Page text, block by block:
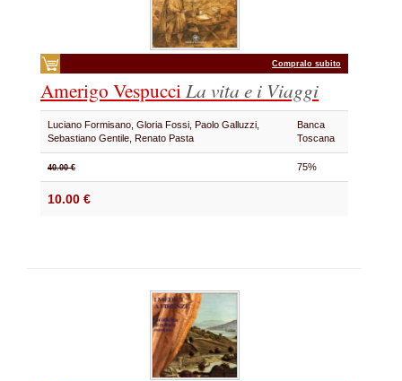
Compralo subito
Amerigo VespucciLa vita e i Viaggi
Luciano Formisano, Gloria Fossi, Paolo Galluzzi,
Sebastiano Gentile, Renato Pasta
Banca
Toscana
40.00 € 75%
10.00 €